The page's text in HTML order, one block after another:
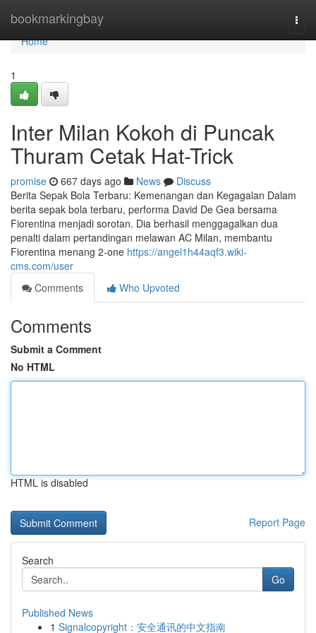
bookmarkingbay
Home
Home
1
Inter Milan Kokoh di Puncak
Thuram Cetak Hat-Trick
promise 667 days ago News
Discuss
Berita Sepak Bola Terbaru: Kemenangan dan Kegagalan Dalam
berita sepak bola terbaru, performa David De Gea bersama
Fiorentina menjadi sorotan. Dia berhasil menggagalkan dua
penalti dalam pertandingan melawan AC Milan, membantu
Fiorentina menang 2-one​ https://angel1h44aqf3.wiki-
cms.com/user
Comments
Who Upvoted
Comments
Submit a Comment
No HTML
HTML is disabled
Report Page
Search
Go
Published News
1 Signalcopyright：安全通讯的中文指南